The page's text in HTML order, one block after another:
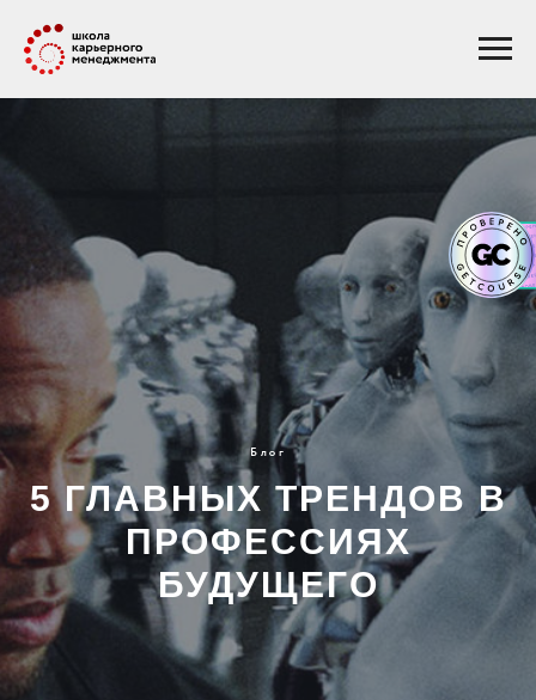
Блог
5 ГЛАВНЫХ ТРЕНДОВ В
ПРОФЕССИЯХ
БУДУЩЕГО